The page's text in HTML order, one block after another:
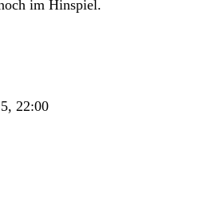
im Hinspiel.
22:00